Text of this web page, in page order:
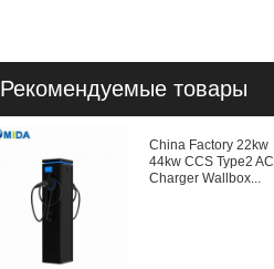
Рекомендуемые товары
China Factory 22kw
44kw CCS Type2 AC
Charger Wallbox...